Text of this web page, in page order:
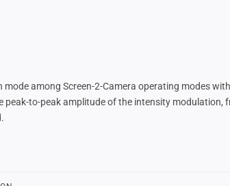
among Screen-2-Camera operating modes
to-peak amplitude of the intensity modulation,